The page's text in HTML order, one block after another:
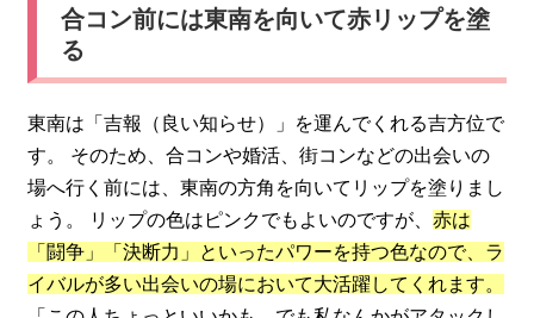
合コン前には東南を向いて赤リップを塗
る
東南は「吉報（良い知らせ）」を運んでくれる吉方位で
す。 そのため、合コンや婚活、街コンなどの出会いの
場へ行く前には、東南の方角を向いてリップを塗りまし
ょう。 リップの色はピンクでもよいのですが、赤は
「闘争」「決断力」といったパワーを持つ色なので、ラ
イバルが多い出会いの場において大活躍してくれます。